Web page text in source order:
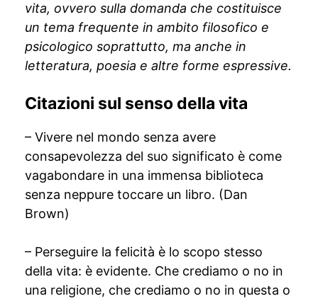
vita, ovvero sulla domanda che costituisce
un tema frequente in ambito filosofico e
psicologico soprattutto, ma anche in
letteratura, poesia e altre forme espressive.
Citazioni sul senso della vita
– Vivere nel mondo senza avere
consapevolezza del suo significato è come
vagabondare in una immensa biblioteca
senza neppure toccare un libro. (Dan
Brown)
– Perseguire la felicità è lo scopo stesso
della vita: è evidente. Che crediamo o no in
una religione, che crediamo o no in questa o